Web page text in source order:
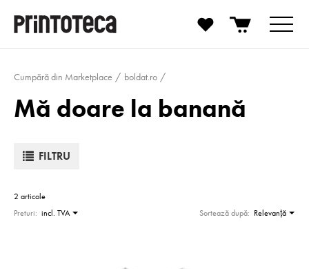
Cumpără din Marketplace boldat.ro
Mă doare la banană
FILTRU
2 articole
Preturi: incl. TVA Sortează după: Relevanţă